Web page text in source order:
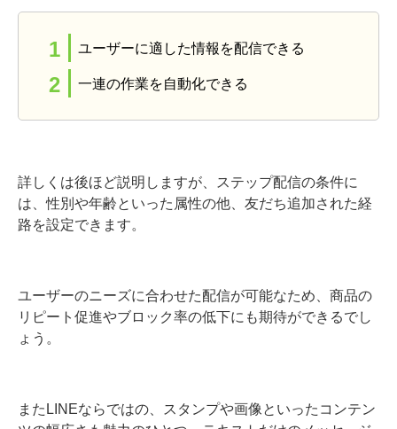
ユーザーに適した情報を配信できる
一連の作業を自動化できる
詳しくは後ほど説明しますが、ステップ配信の条件に
は、性別や年齢といった属性の他、友だち追加された経
路を設定できます。
ユーザーのニーズに合わせた配信が可能なため、商品の
リピート促進やブロック率の低下にも期待ができるでし
ょう。
またLINEならではの、スタンプや画像といったコンテン